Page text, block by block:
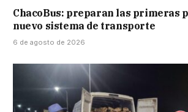
ChacoBus: preparan las primeras
nuevo sistema de transporte
6 de agosto de 2026